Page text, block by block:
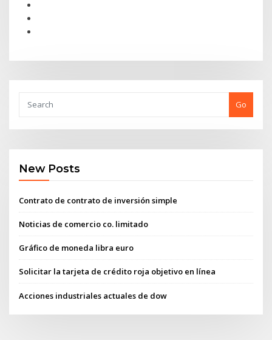
Go
New Posts
Contrato de contrato de inversión simple
Noticias de comercio co. limitado
Gráfico de moneda libra euro
Solicitar la tarjeta de crédito roja objetivo en línea
Acciones industriales actuales de dow